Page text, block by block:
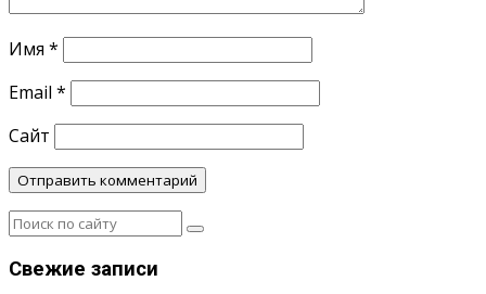
Имя *
Email *
Сайт
Свежие записи